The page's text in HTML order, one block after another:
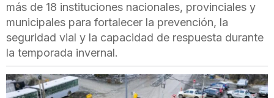
más de 18 instituciones nacionales, provinciales y
municipales para fortalecer la prevención, la
seguridad vial y la capacidad de respuesta durante
la temporada invernal.